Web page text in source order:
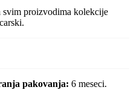
svim proizvodima kolekcije
pakovanja: 6 meseci.